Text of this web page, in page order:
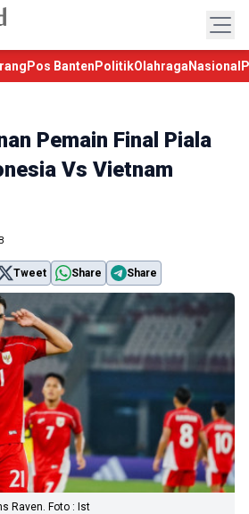
Pos Banten PolitikOlahraga Nasional
Pemain Final Piala
Vs Vietnam
Tweet Share Share
Raven. Foto : Ist